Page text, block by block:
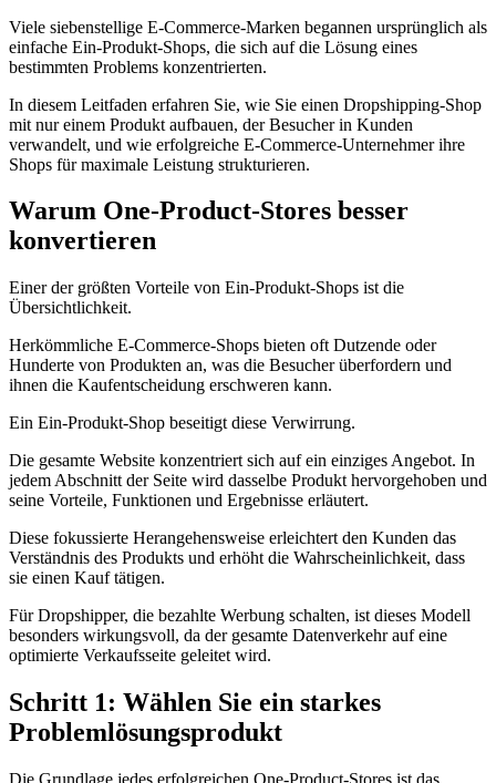
Viele siebenstellige E-Commerce-Marken begannen ursprünglich als
einfache Ein-Produkt-Shops, die sich auf die Lösung eines
bestimmten Problems konzentrierten.
In diesem Leitfaden erfahren Sie, wie Sie einen Dropshipping-Shop
mit nur einem Produkt aufbauen, der Besucher in Kunden
verwandelt, und wie erfolgreiche E-Commerce-Unternehmer ihre
Shops für maximale Leistung strukturieren.
Warum One-Product-Stores besser
konvertieren
Einer der größten Vorteile von Ein-Produkt-Shops ist die
Übersichtlichkeit.
Herkömmliche E-Commerce-Shops bieten oft Dutzende oder
Hunderte von Produkten an, was die Besucher überfordern und
ihnen die Kaufentscheidung erschweren kann.
Ein Ein-Produkt-Shop beseitigt diese Verwirrung.
Die gesamte Website konzentriert sich auf ein einziges Angebot. In
jedem Abschnitt der Seite wird dasselbe Produkt hervorgehoben und
seine Vorteile, Funktionen und Ergebnisse erläutert.
Diese fokussierte Herangehensweise erleichtert den Kunden das
Verständnis des Produkts und erhöht die Wahrscheinlichkeit, dass
sie einen Kauf tätigen.
Für Dropshipper, die bezahlte Werbung schalten, ist dieses Modell
besonders wirkungsvoll, da der gesamte Datenverkehr auf eine
optimierte Verkaufsseite geleitet wird.
Schritt 1: Wählen Sie ein starkes
Problemlösungsprodukt